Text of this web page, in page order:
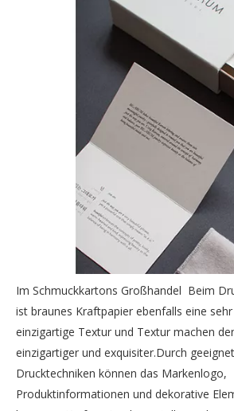
Im Schmuckkartons Großhandel Beim
ist braunes Kraftpapier ebenfalls eine
einzigartige Textur und Textur machen
einzigartiger und exquisiter.Durch
Drucktechniken können das Markenlogo,
Produktinformationen und dekorative